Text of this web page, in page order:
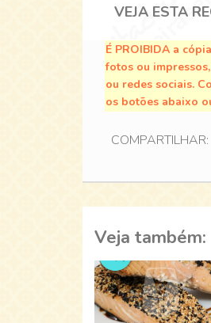
VEJA ESTA
É PROIBIDA a
fotos ou
ou redes sociais.
os botões abaixo
COMPARTILHAR:
Veja também: